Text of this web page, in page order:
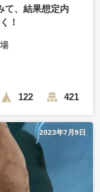
て、結果想定内
！
122 421
2023年7月9日